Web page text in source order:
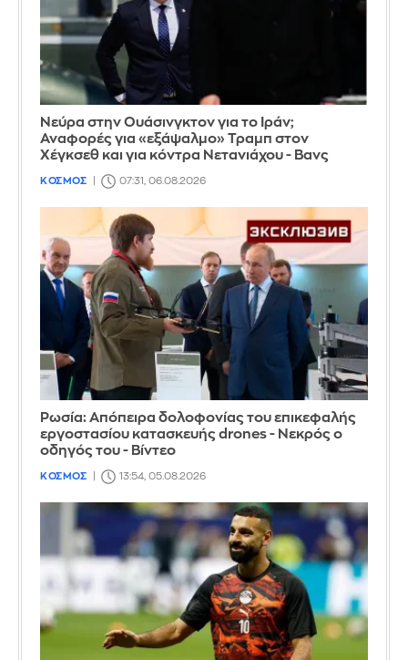
Νεύρα στην Ουάσινγκτον για το Ιράν;
Αναφορές για «εξάψαλμο» Τραμπ στον
Χέγκσεθ και για κόντρα Νετανιάχου - Βανς
ΚΟΣΜΟΣ 07:31, 06.08.2026
Ρωσία: Απόπειρα δολοφονίας του επικεφαλής
εργοστασίου κατασκευής drones - Νεκρός ο
οδηγός του - Βίντεο
ΚΟΣΜΟΣ 13:54, 05.08.2026